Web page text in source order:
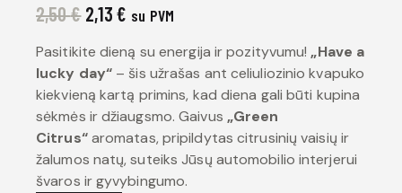
2,50€ 2,13€ su PVM
Pasitikite dieną su energija ir pozityvumu! „Have a
lucky day“ – šis užrašas ant celiuliozinio kvapuko
kiekvieną kartą primins, kad diena gali būti kupina
sėkmės ir džiaugsmo. Gaivus „Green
Citrus“aromatas, pripildytas citrusinių vaisių ir
žalumos natų, suteiks Jūsų automobilio interjerui
švaros ir gyvybingumo.